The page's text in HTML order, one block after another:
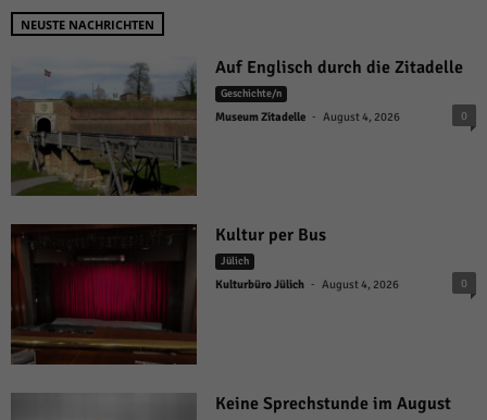
NEUSTE NACHRICHTEN
Auf Englisch durch die Zitadelle
Geschichte/n
Museum Zitadelle - August 4, 2026 0
Kultur per Bus
Jülich
Kulturbüro Jülich - August 4, 2026 0
Keine Sprechstunde im August